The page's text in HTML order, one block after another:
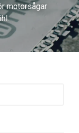
motorsågar